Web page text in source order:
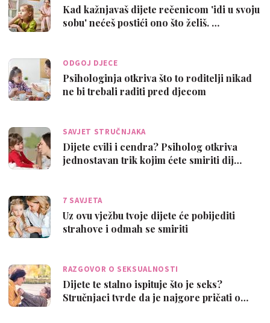
Kad kažnjavaš dijete rečenicom 'idi u svoju
sobu' nećeš postići ono što želiš. …
ODGOJ DJECE
Psihologinja otkriva što to roditelji nikad
ne bi trebali raditi pred djecom
SAVJET STRUČNJAKA
Dijete cvili i cendra? Psiholog otkriva
jednostavan trik kojim ćete smiriti dij…
7 SAVJETA
Uz ovu vježbu tvoje dijete će pobijediti
strahove i odmah se smiriti
RAZGOVOR O SEKSUALNOSTI
Dijete te stalno ispituje što je seks?
Stručnjaci tvrde da je najgore pričati o…